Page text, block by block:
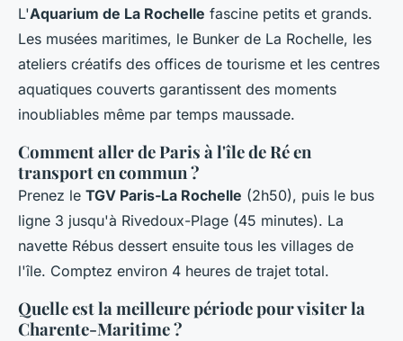
L'Aquarium de La Rochelle fascine petits et grands.
Les musées maritimes, le Bunker de La Rochelle, les
ateliers créatifs des offices de tourisme et les centres
aquatiques couverts garantissent des moments
inoubliables même par temps maussade.
Comment aller de Paris à l'île de Ré en
transport en commun ?
Prenez le TGV Paris-La Rochelle (2h50), puis le bus
ligne 3 jusqu'à Rivedoux-Plage (45 minutes). La
navette Rébus dessert ensuite tous les villages de
l'île. Comptez environ 4 heures de trajet total.
Quelle est la meilleure période pour visiter la
Charente-Maritime ?